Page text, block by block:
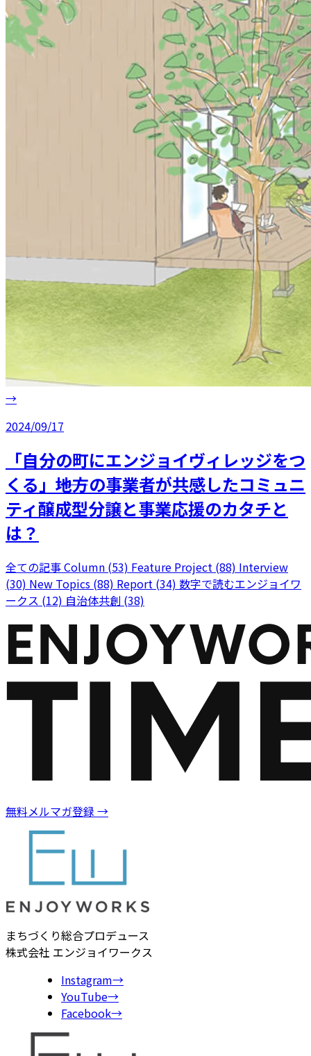
→
2024/09/17
「自分の町にエンジョイヴィレッジをつ
くる」――地方の事業者が共感したコミュニ
ティ醸成型分譲と事業応援のカタチと
は？
全ての記事Column (53) Feature Project (88) Interview
(30) New Topics (88) Report (34) 数字で読むエンジョイワ
ークス (12) 自治体共創 (38)
無料メルマガ登録 →
まちづくり総合プロデュース
株式会社 エンジョイワークス
Instagram→
YouTube→
Facebook→